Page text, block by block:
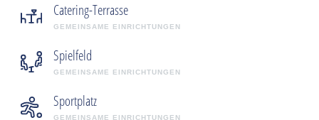
Catering-Terrasse
GEMEINSAME EINRICHTUNGEN
Spielfeld
GEMEINSAME EINRICHTUNGEN
Sportplatz
GEMEINSAME EINRICHTUNGEN